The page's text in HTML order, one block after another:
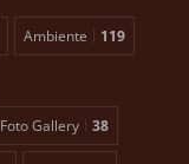
Ambiente 119
Foto Gallery 38